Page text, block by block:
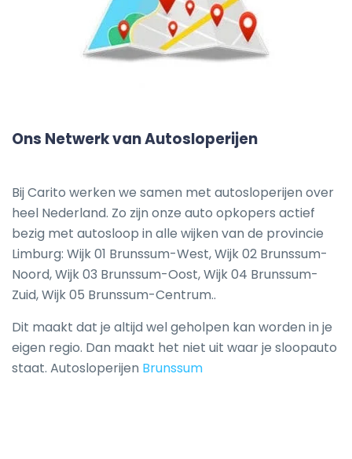
Ons Netwerk van Autosloperijen
Bij Carito werken we samen met autosloperijen over
heel Nederland. Zo zijn onze auto opkopers actief
bezig met autosloop in alle wijken van de provincie
Limburg: Wijk 01 Brunssum-West, Wijk 02 Brunssum-
Noord, Wijk 03 Brunssum-Oost, Wijk 04 Brunssum-
Zuid, Wijk 05 Brunssum-Centrum..
Dit maakt dat je altijd wel geholpen kan worden in je
eigen regio. Dan maakt het niet uit waar je sloopauto
staat. Autosloperijen Brunssum